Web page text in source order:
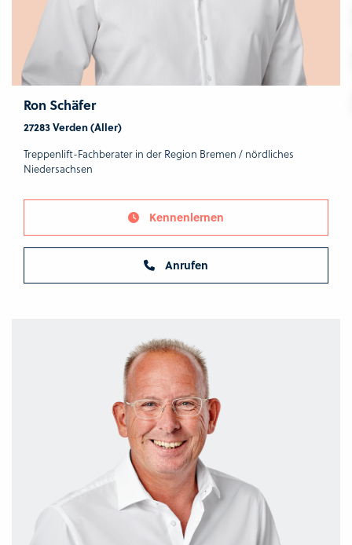
Ron Schäfer
27283 Verden (Aller)
Treppenlift-Fachberater in der Region Bremen / nördliches
Niedersachsen
Kennenlernen
Anrufen